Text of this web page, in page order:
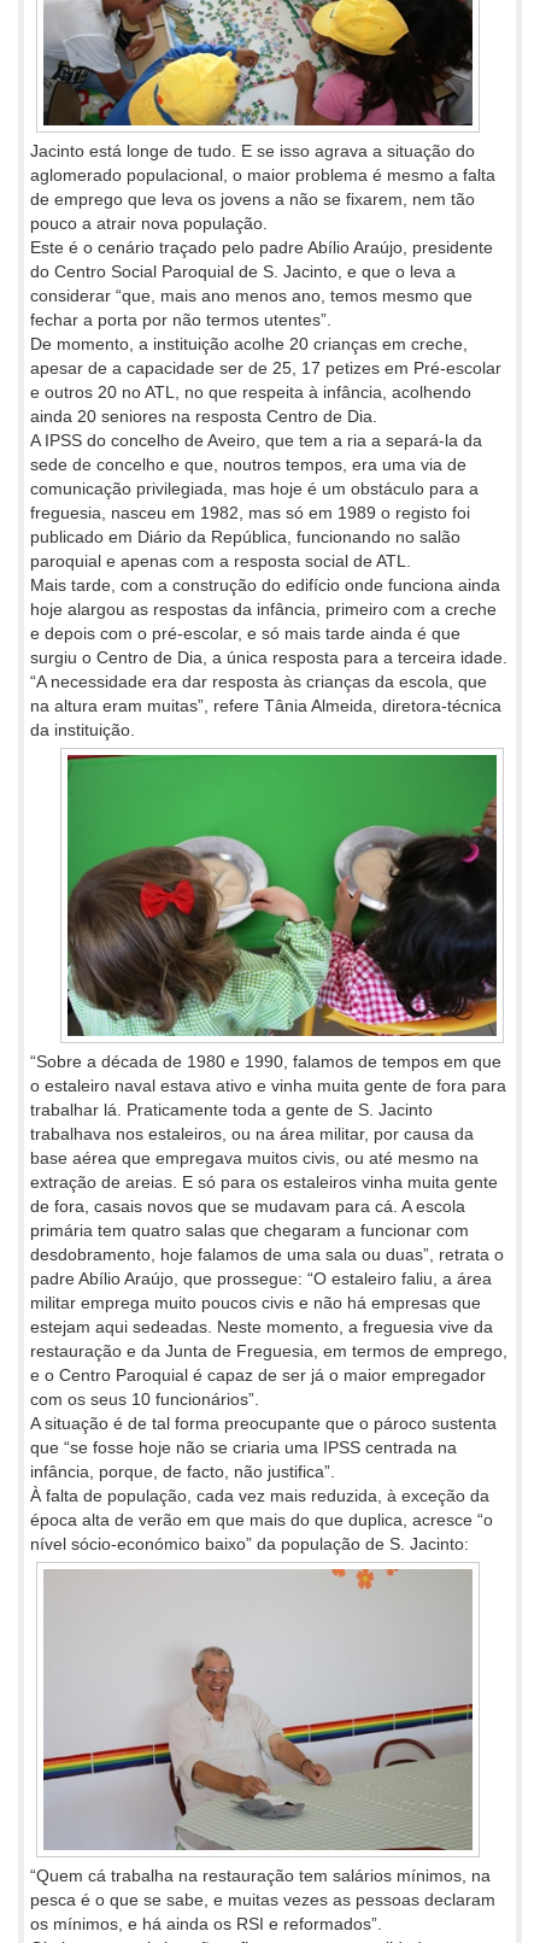
Jacinto está longe de tudo. E se isso agrava a situação do
aglomerado populacional, o maior problema é mesmo a falta
de emprego que leva os jovens a não se fixarem, nem tão
pouco a atrair nova população.
Este é o cenário traçado pelo padre Abílio Araújo, presidente
do Centro Social Paroquial de S. Jacinto, e que o leva a
considerar “que, mais ano menos ano, temos mesmo que
fechar a porta por não termos utentes”.
De momento, a instituição acolhe 20 crianças em creche,
apesar de a capacidade ser de 25, 17 petizes em Pré-escolar
e outros 20 no ATL, no que respeita à infância, acolhendo
ainda 20 seniores na resposta Centro de Dia.
A IPSS do concelho de Aveiro, que tem a ria a separá-la da
sede de concelho e que, noutros tempos, era uma via de
comunicação privilegiada, mas hoje é um obstáculo para a
freguesia, nasceu em 1982, mas só em 1989 o registo foi
publicado em Diário da República, funcionando no salão
paroquial e apenas com a resposta social de ATL.
Mais tarde, com a construção do edifício onde funciona ainda
hoje alargou as respostas da infância, primeiro com a creche
e depois com o pré-escolar, e só mais tarde ainda é que
surgiu o Centro de Dia, a única resposta para a terceira idade.
“A necessidade era dar resposta às crianças da escola, que
na altura eram muitas”, refere Tânia Almeida, diretora-técnica
da instituição.
“Sobre a década de 1980 e 1990, falamos de tempos em que
o estaleiro naval estava ativo e vinha muita gente de fora para
trabalhar lá. Praticamente toda a gente de S. Jacinto
trabalhava nos estaleiros, ou na área militar, por causa da
base aérea que empregava muitos civis, ou até mesmo na
extração de areias. E só para os estaleiros vinha muita gente
de fora, casais novos que se mudavam para cá. A escola
primária tem quatro salas que chegaram a funcionar com
desdobramento, hoje falamos de uma sala ou duas”, retrata o
padre Abílio Araújo, que prossegue: “O estaleiro faliu, a área
militar emprega muito poucos civis e não há empresas que
estejam aqui sedeadas. Neste momento, a freguesia vive da
restauração e da Junta de Freguesia, em termos de emprego,
e o Centro Paroquial é capaz de ser já o maior empregador
com os seus 10 funcionários”.
A situação é de tal forma preocupante que o pároco sustenta
que “se fosse hoje não se criaria uma IPSS centrada na
infância, porque, de facto, não justifica”.
À falta de população, cada vez mais reduzida, à exceção da
época alta de verão em que mais do que duplica, acresce “o
nível sócio-económico baixo” da população de S. Jacinto:
“Quem cá trabalha na restauração tem salários mínimos, na
pesca é o que se sabe, e muitas vezes as pessoas declaram
os mínimos, e há ainda os RSI e reformados”.